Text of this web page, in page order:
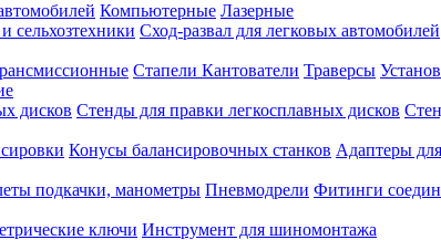
Компьютерные Лазерные
сельхозтехники Сход-развал для легковых автомобилей
Стапели Кантователи Траверсы
дисков Стенды для правки легкосплавных дисков
Конусы балансировочных станков Адаптеры
подкачки, манометры Пневмодрели Фитинги
ключи Инструмент для шиномонтажа